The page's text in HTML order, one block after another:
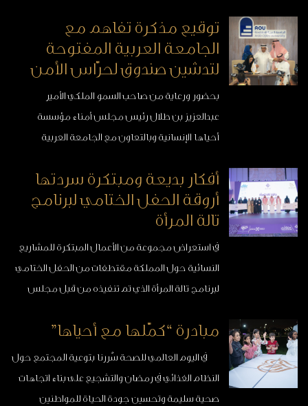
لمؤسسة عبدالعزيز بن طلال وسُرى بنت سعود للتنمية
الإنسانية -أحياها أ. مشاعل فيصل ...
توقيع مذكرة تفاهم مع
الجامعة العربية المفتوحة
لتدشين صندوق لحرّاس الأمن
بحضور ورعاية من صاحب السمو الملكي الأمير
عبدالعزيز بن طلال رئيس مجلس أمناء مؤسسة
أحياها الإنسانية وبالتعاون مع الجامعة العربية
مقر الجامعة وقد جاءت فكرة إنشاء صندوق لحرّاس
الأمن بعد انتشار مقطع تم ...
أفكار بديعة ومبتكرة سردتها
أروقة الحفل الختامي لبرنامج
تالة المرأة
في استعراض مجموعة من الأعمال المبتكرة للمشاريع
النسائية حول المملكة مقتطفات من الحفل الختامي
لبرنامج تالة المرأة الذي تم تنفيذه من قبل مجلس
للجميع وقد رعت أحياها الإنسانية مجال الاستثمار
الصناعي والزراعي في البرنامج ...
مبادرة “كمّلها مع أحياها”
في اليوم العالمي للصحة سُررنا بتوعية المجتمع حول
النظام الغذائي في رمضان والتشجيع على بناء اتجاهات
صحية سليمة وتحسين جودة الحياة للمواطنين